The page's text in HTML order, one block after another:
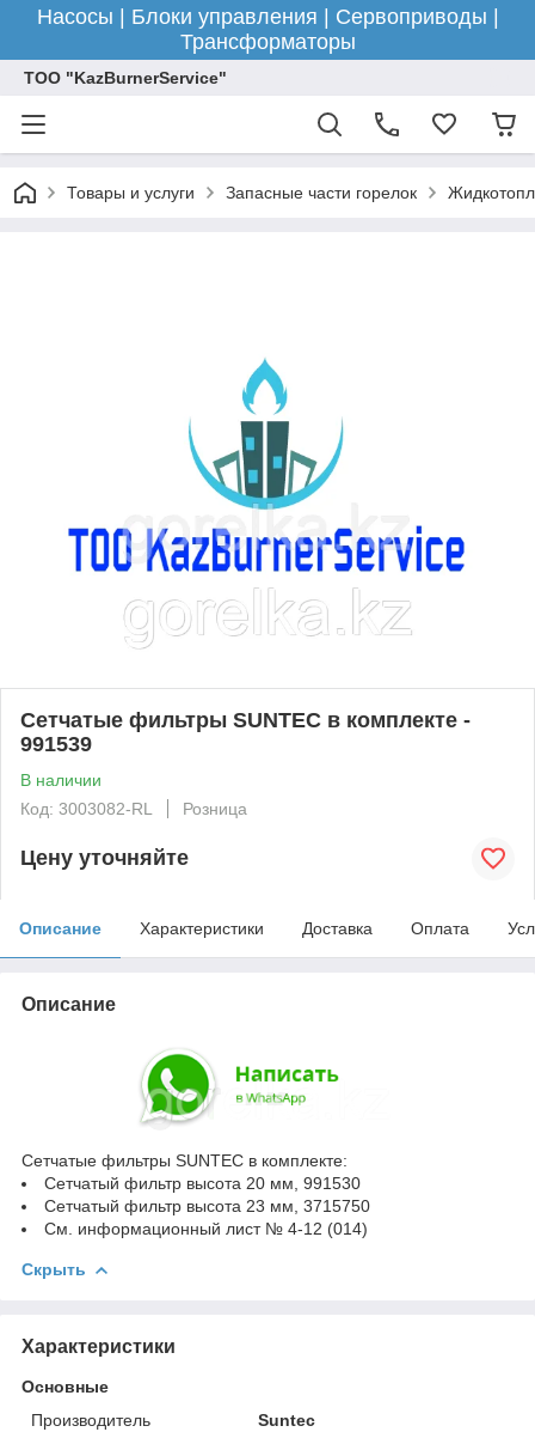
Насосы | Блоки управления | Сервоприводы |
Трансформаторы
ТОО "KazBurnerService"
Товары и услуги Запасные части горелок
Сетчатые фильтры SUNTEC в комплекте -
991539
В наличии
Код: 3003082-RL
Розница
Цену уточняйте
Описание Характеристики Доставка Оплата
Описание
Сетчатые фильтры SUNTEC в комплекте:
Сетчатый фильтр высота 20 мм, 991530
Сетчатый фильтр высота 23 мм, 3715750
См. информационный лист № 4-12 (014)
Скрыть
Характеристики
Основные
Производитель
Suntec